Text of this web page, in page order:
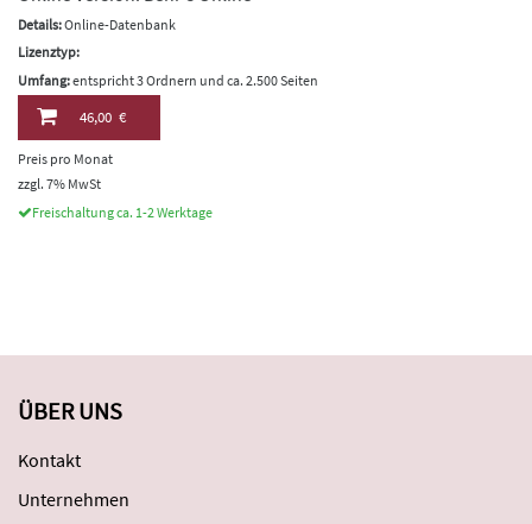
Details:Online-Datenbank
Lizenztyp:
Umfang:entspricht 3 Ordnern und ca. 2.500 Seiten
46,00 €
Preis pro Monat
zzgl. 7% MwSt
Freischaltung ca. 1-2 Werktage
ÜBER UNS
Kontakt
Unternehmen